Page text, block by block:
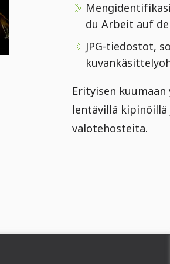
du Arbeit auf
JPG-tiedostot,
Erityisen
lentävillä
valotehosteita.